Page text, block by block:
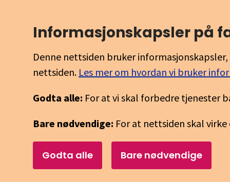
Informasjons­kapsler på
Denne nettsiden bruker
nettsiden. Les mer om hvordan vi bruker
Godta alle: For at vi skal forbedre tjenester
Bare nødvendige: For at nettsiden skal
Godta alle Bare nødvendige